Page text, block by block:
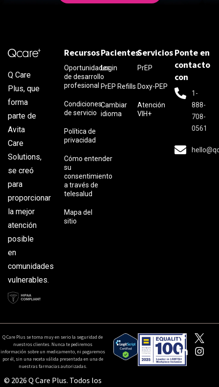
Q Care
Plus, que
forma
parte de
Avita
Care
Solutions,
se creó
para
proporcionar
la mejor
atención
posible
en
comunidades
vulnerables.
Recursos
Oportunidades
de desarrollo
profesional
Condiciones
de servicio
Política de
privacidad
Cómo entender
su
consentimiento
a través de
telesalud
Mapa del
sitio
Pacientes
Login
PrEP Refills
Cambiar
idioma
Servicios
PrEP
Doxy-PEP
Atención
VIH+
Ponte en
contacto
con
1-
888-
708-
0561
Q Care Plus se toma muy en serio la seguridad de
nuestros clientes. Nunca te pediremos
información sobre un medicamento, ni pagaremos
por él, sin una receta válida presentada en una de
nuestras farmacias autorizadas.
© 2026 Q Care Plus. Todos los